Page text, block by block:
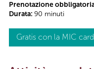
Prenotazione
Durata: 90 minuti
Gratis con la MIC card